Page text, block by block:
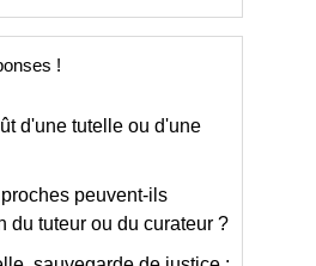
!
d'une tutelle ou d'une
peuvent-ils
du tuteur ou du curateur ?